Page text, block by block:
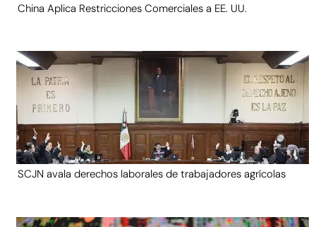
China Aplica Restricciones Comerciales a EE. UU.
SCJN avala derechos laborales de trabajadores agrícolas